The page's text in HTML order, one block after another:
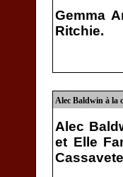
Gemma
Ritchie.
Alec Baldwin à la
Alec
et Elle